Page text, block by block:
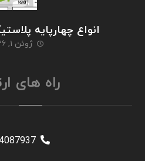
انواع چهارپایه
ژوئن ۱, ۲۰۲۶
راه های